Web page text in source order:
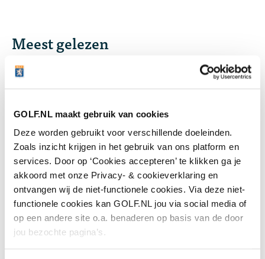
GOLF.NL maakt gebruik van cookies
Deze worden gebruikt voor verschillende doeleinden.
Zoals inzicht krijgen in het gebruik van ons platform en
services. Door op ‘Cookies accepteren’ te klikken ga je
akkoord met onze Privacy- & cookieverklaring en
ontvangen wij de niet-functionele cookies. Via deze niet-
functionele cookies kan GOLF.NL jou via social media of
op een andere site o.a. benaderen op basis van de door
jou bezochte pagina’s.
Meest gelezen
Handen andersom: volgens Joost
manier om te chippen
Donald Trump claimt twee
clubtitels op eigen baan: 'Ik heb
talent, zij hebben dat niet'
4 augustus 2026 Nieuws
Wie speelt waar? Week 32 - Anne